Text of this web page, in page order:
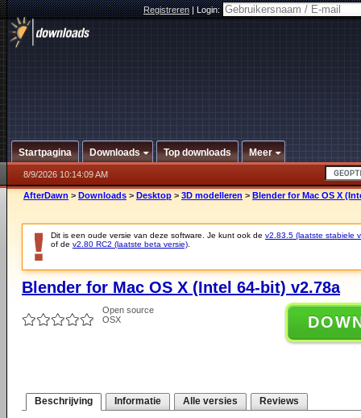
Registreren|Login:
Startpagina Downloads Top downloads Meer
8/9/2026 10:14:09 AM
AfterDawn > Downloads > Desktop > 3D modelleren > Blender for Mac OS X
Dit is een oude versie van deze software. Je kunt ook de v2.83.5 (laatste stabiele
of de v2.80 RC2 (laatste beta versie)
Blender for Mac OS X (Intel 64-bit) v2.78a
Open source
OSX
Beschrijving Informatie Alle versies Reviews